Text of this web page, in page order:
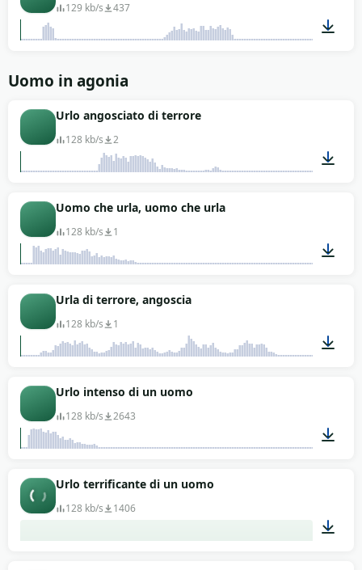
129 kb/s 437
Uomo in agonia
Urlo angosciato di terrore
128 kb/s 2
Uomo che urla, uomo che urla
128 kb/s 1
Urla di terrore, angoscia
128 kb/s 1
Urlo intenso di un uomo
128 kb/s 2643
Urlo terrificante di un uomo
128 kb/s 1406